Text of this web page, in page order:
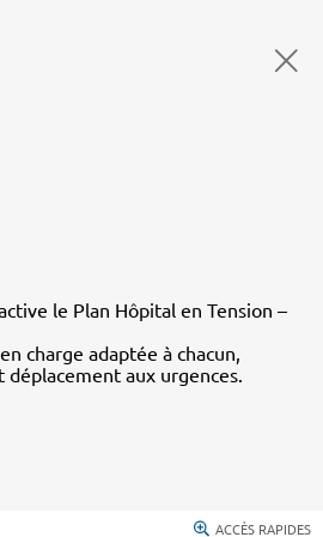
le Plan Hôpital en Tension –
charge adaptée à chacun,
aux urgences.
ACCÈS RAPIDES